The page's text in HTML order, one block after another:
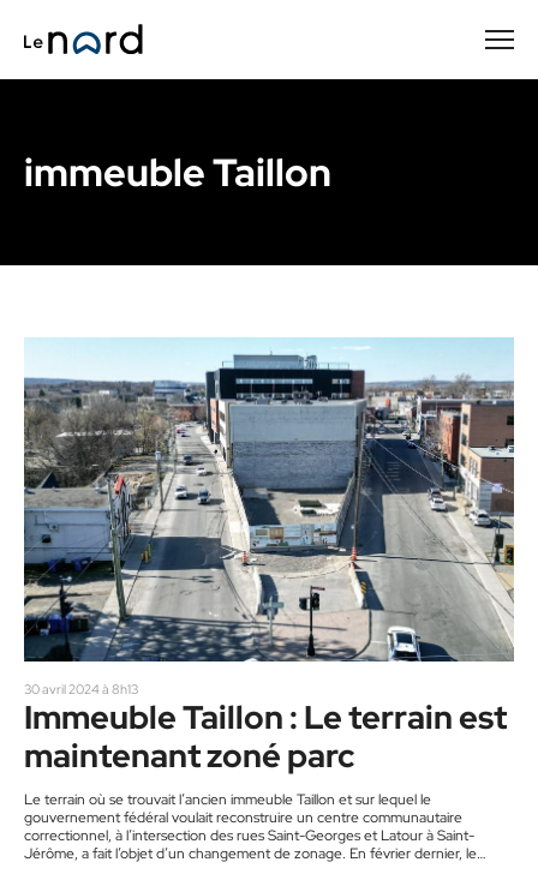
immeuble Taillon
30 avril 2024 à 8h13
Immeuble Taillon : Le terrain est
maintenant zoné parc
Le terrain où se trouvait l’ancien immeuble Taillon et sur lequel le
gouvernement fédéral voulait reconstruire un centre communautaire
correctionnel, à l’intersection des rues Saint-Georges et Latour à Saint-
Jérôme, a fait l’objet d’un changement de zonage. En février dernier, le